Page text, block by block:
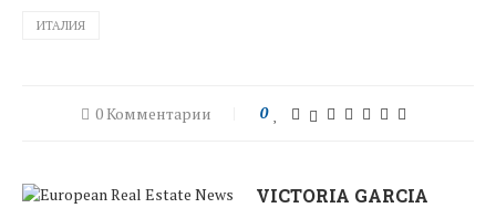
ИТАЛИЯ
0 Комментарии 0
VICTORIA GARCIA